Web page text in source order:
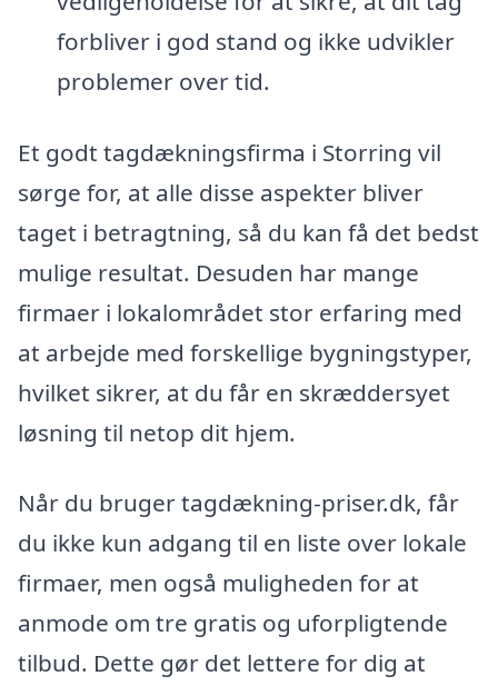
forbliver i god stand og ikke udvikler
problemer over tid.
Et godt tagdækningsfirma i Storring vil
sørge for, at alle disse aspekter bliver
taget i betragtning, så du kan få det bedst
mulige resultat. Desuden har mange
firmaer i lokalområdet stor erfaring med
at arbejde med forskellige bygningstyper,
hvilket sikrer, at du får en skræddersyet
løsning til netop dit hjem.
Når du bruger tagdækning-priser.dk, får
du ikke kun adgang til en liste over lokale
firmaer, men også muligheden for at
anmode om tre gratis og uforpligtende
tilbud. Dette gør det lettere for dig at